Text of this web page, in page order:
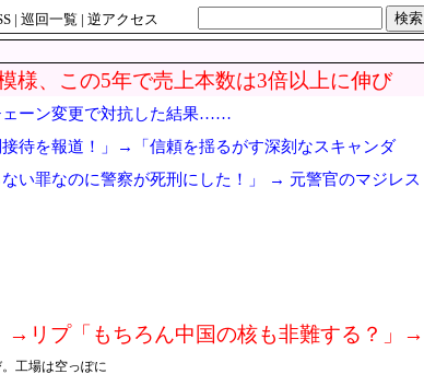
| 巡回一覧 | 逆アクセス
検索
様、この5年で売上本数は3倍以上に伸び
ェーン変更で対抗した結果……
待を報道！」→「信頼を揺るがす深刻なスキャンダ
い罪なのに警察が死刑にした！」 → 元警官のマジレス
→リプ「もちろん中国の核も非難する？」→
工場は空っぽに